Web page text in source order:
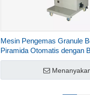
Mesin Pengemas Granule
Piramida Otomatis dengan
Sekrup Tegak DXDK-100ZII